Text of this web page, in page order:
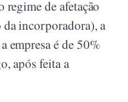
regime de afetação
incorporadora), a
empresa é de 50%
após feita a